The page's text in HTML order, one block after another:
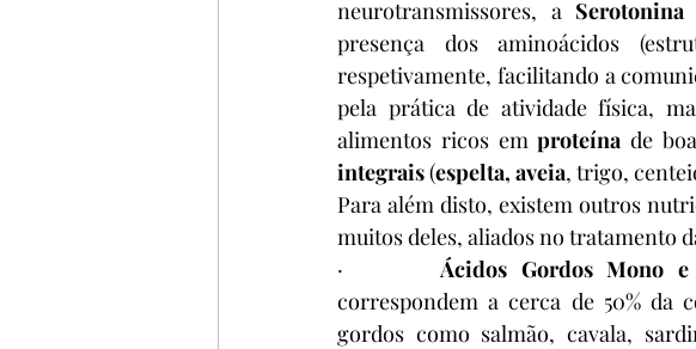
neurotransmissores, a Serotonina
presença dos aminoácidos
respetivamente, facilitando a
pela prática de atividade física,
alimentos ricos em proteína de
integrais (espelta, aveia, trigo,
Para além disto, existem outros
muitos deles, aliados no tratamento
· Ácidos Gordos Mono e
correspondem a cerca de 50% da
gordos como salmão, cavala,